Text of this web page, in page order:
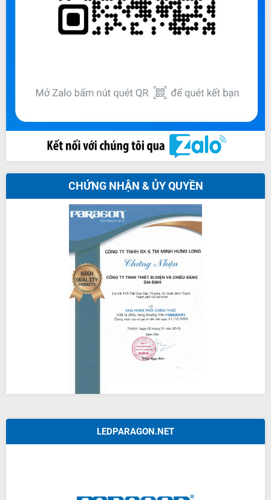
CHỨNG NHẬN & ỦY QUYỀN
LEDPARAGON.NET